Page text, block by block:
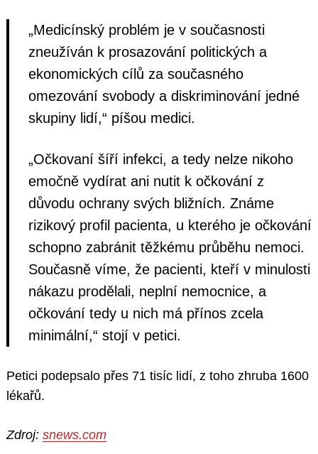
„Medicínský problém je v současnosti
zneužíván k prosazování politických a
ekonomických cílů za současného
omezování svobody a diskriminování jedné
skupiny lidí,“ píšou medici.
„Očkovaní šíří infekci, a tedy nelze nikoho
emočně vydírat ani nutit k očkování z
důvodu ochrany svých bližních. Známe
rizikový profil pacienta, u kterého je očkování
schopno zabránit těžkému průběhu nemoci.
Současně víme, že pacienti, kteří v minulosti
nákazu prodělali, neplní nemocnice, a
očkování tedy u nich má přínos zcela
minimální,“ stojí v petici.
Petici podepsalo přes 71 tisíc lidí, z toho zhruba 1600
lékařů.
Zdroj: snews.com